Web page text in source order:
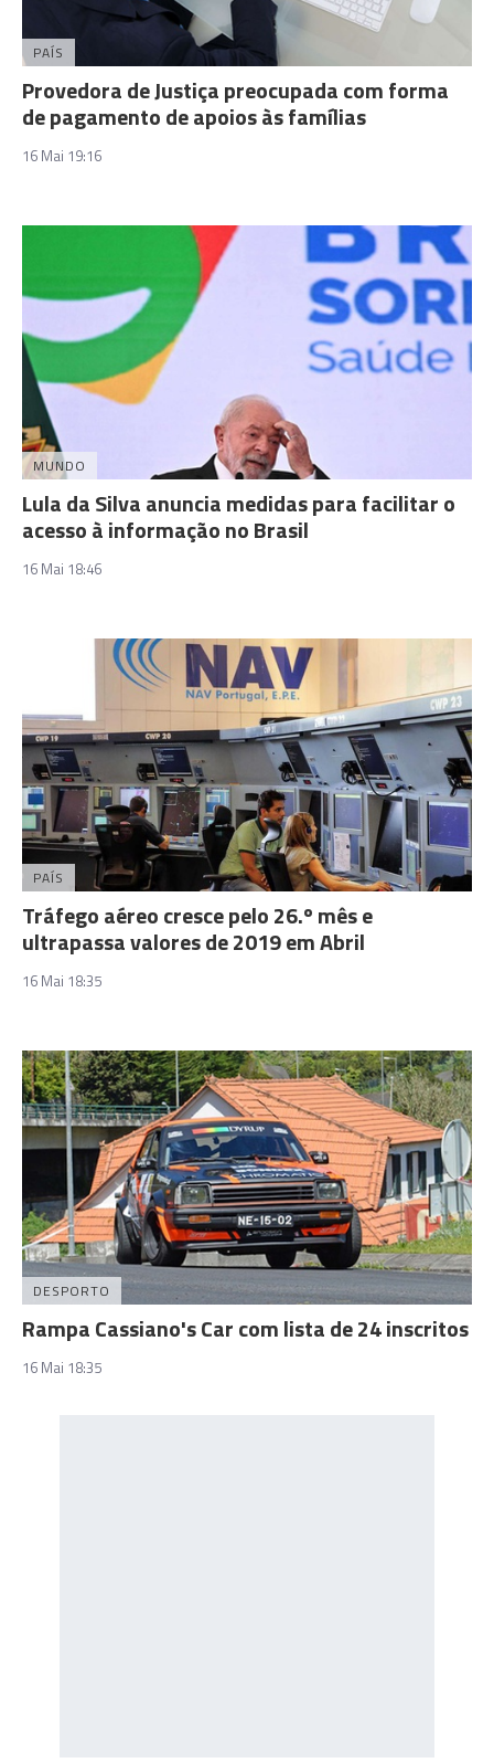
PAÍS
Provedora de Justiça preocupada com forma
de pagamento de apoios às famílias
16 Mai 19:16
MUNDO
Lula da Silva anuncia medidas para facilitar o
acesso à informação no Brasil
16 Mai 18:46
PAÍS
Tráfego aéreo cresce pelo 26.º mês e
ultrapassa valores de 2019 em Abril
16 Mai 18:35
DESPORTO
Rampa Cassiano's Car com lista de 24 inscritos
16 Mai 18:35